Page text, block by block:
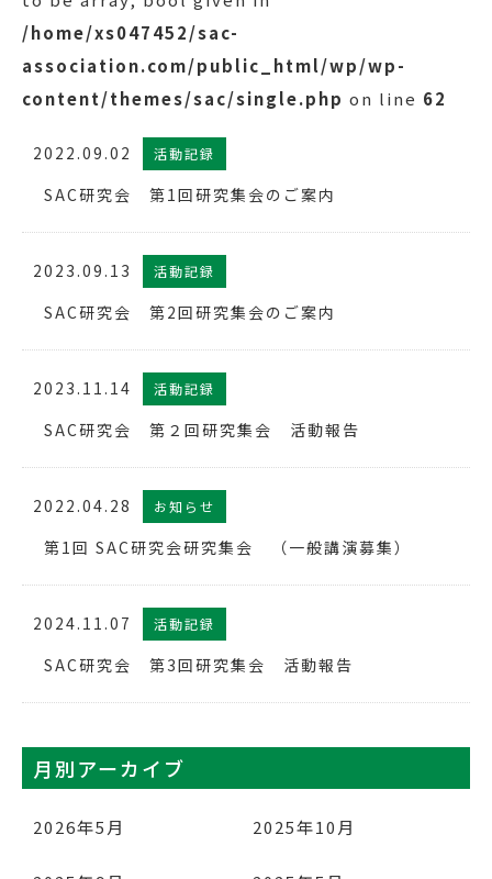
/home/xs047452/sac-
association.com/public_html/wp/wp-
content/themes/sac/single.php on line 62
2022.09.02 活動記録
SAC研究会 第1回研究集会のご案内
2023.09.13 活動記録
SAC研究会 第2回研究集会のご案内
2023.11.14 活動記録
SAC研究会 第２回研究集会 活動報告
2022.04.28 お知らせ
第1回 SAC研究会研究集会 （一般講演募集）
2024.11.07 活動記録
SAC研究会 第3回研究集会 活動報告
月別アーカイブ
2026年5月 2025年10月